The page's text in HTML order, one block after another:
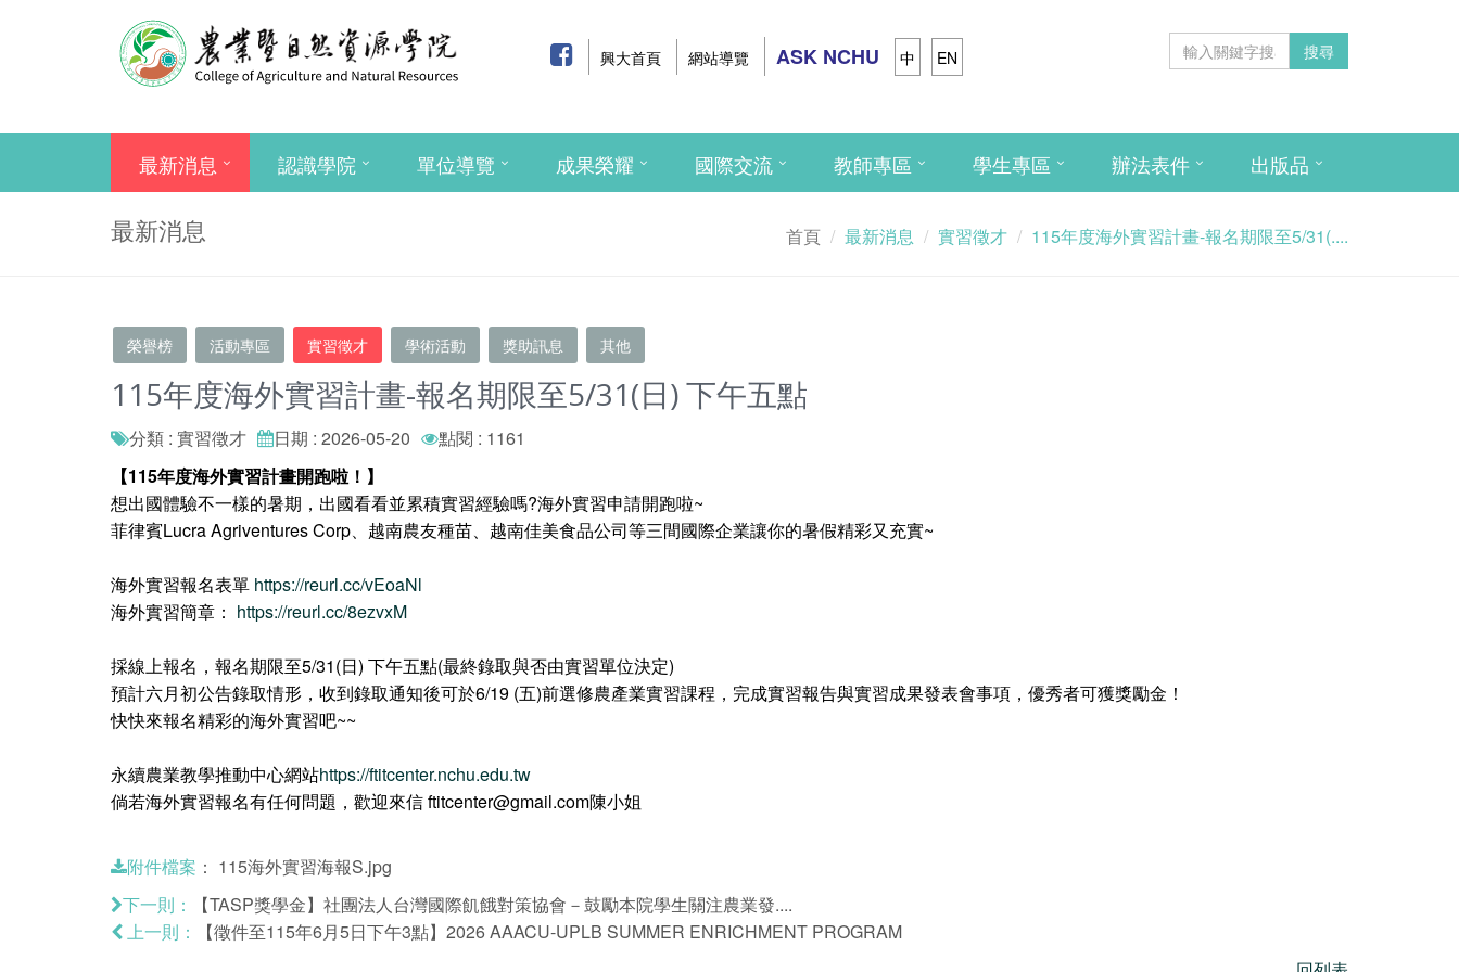
興大首頁 網站導覽 ASK NCHU 中 EN 搜尋
最新消息 認識學院 單位導覽 成果榮耀 國際交流 教師專區 學生專區 辦法表件 出版品
最新消息 首頁 最新消息 實習徵才 115年度海外實習計畫-報名期限至5/31(....
榮譽榜 活動專區 實習徵才 學術活動 獎助訊息 其他
115年度海外實習計畫-報名期限至5/31(日) 下午五點
分類 : 實習徵才 日期 : 2026-05-20
點閱 : 1161
【115年度海外實習計畫開跑啦！】
想出國體驗不一樣的暑期，出國看看並累積實習經驗嗎?海外實習申請開跑啦~
菲律賓Lucra Agriventures Corp、越南農友種苗、越南佳美食品公司等三間國際企業讓你的暑假精彩又充實~
海外實習報名表單 https://reurl.cc/vEoaNl
海外實習簡章： https://reurl.cc/8ezvxM
採線上報名，報名期限至5/31(日) 下午五點(最終錄取與否由實習單位決定)
預計六月初公告錄取情形，收到錄取通知後可於6/19 (五)前選修農產業實習課程，完成實習報告與實習成果發表會事項，優秀者可獲獎勵金！
快快來報名精彩的海外實習吧~~
永續農業教學推動中心網站https://ftitcenter.nchu.edu.tw
倘若海外實習報名有任何問題，歡迎來信 ftitcenter@gmail.com陳小姐
附件檔案 ： 115海外實習海報S.jpg
下一則： 【TASP獎學金】社團法人台灣國際飢餓對策協會－鼓勵本院學生關注農業發....
上一則：
【徵件至115年6月5日下午3點】2026 AAACU-UPLB SUMMER ENRICHMENT PROGRAM